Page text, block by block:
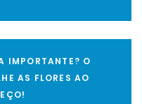
IMPORTANTE? O
AS FLORES AO